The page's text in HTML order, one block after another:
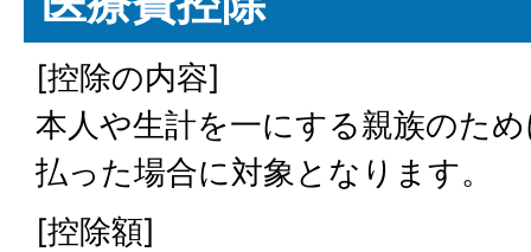
[控除の内容]
本人や生計を一にする親族のた
払った場合に対象となります。
[控除額]